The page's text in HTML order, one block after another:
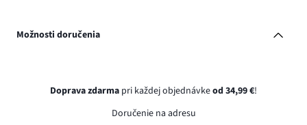
Možnosti doručenia
Doprava zdarma pri každej objednávkeod 34,99 €!
Doručenie na adresu